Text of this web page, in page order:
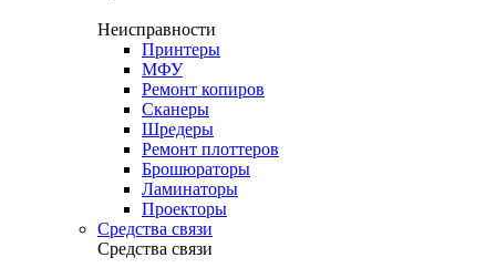
Неисправности
Принтеры
МФУ
Ремонт копиров
Сканеры
Шредеры
Ремонт плоттеров
Брошюраторы
Ламинаторы
Проекторы
Средства связи
Средства связи